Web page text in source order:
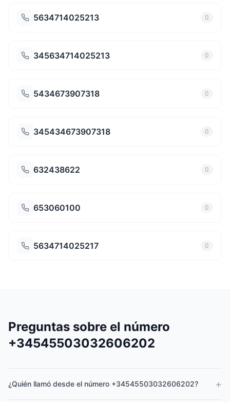
5634714025213 0
345634714025213 0
5434673907318 0
345434673907318 0
632438622 0
653060100 0
5634714025217 0
Preguntas sobre el número
+34545503032606202
¿Quién llamó desde el número +34545503032606202? +